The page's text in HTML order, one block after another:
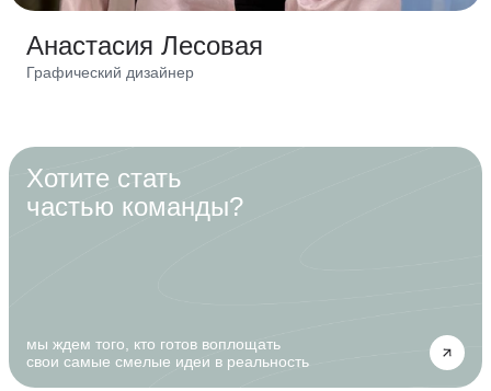
Анастасия Лесовая
Графический дизайнер
Хотите стать
частью команды?
мы ждем того, кто готов воплощать
свои самые смелые идеи в реальность